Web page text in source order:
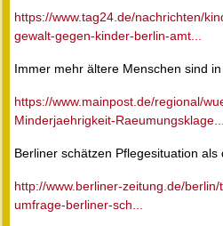
https://www.tag24.de/nachrichten/
gewalt-gegen-kinder-berlin-amt...
Immer mehr ältere Menschen sind
https://www.mainpost.de/regional/
Minderjaehrigkeit-Raeumungsklage...
Berliner schätzen Pflegesituation
http://www.berliner-zeitung.de/
umfrage-berliner-sch...